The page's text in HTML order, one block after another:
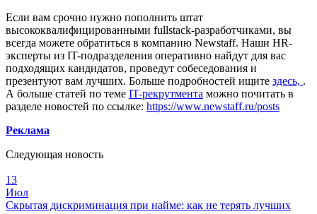
Если вам срочно нужно пополнить штат
высококвалифицированными fullstack-разработчиками, вы
всегда можете обратиться в компанию Newstaff. Наши HR-
эксперты из IT-подразделения оперативно найдут для вас
подходящих кандидатов, проведут собеседования и
презентуют вам лучших. Больше подробностей ищите здесь, .
А больше статей по теме IT-рекрутмента можно почитать в
разделе новостей по ссылке: https://www.newstaff.ru/posts
Реклама
Следующая новость
13
Июл
Скрытая дискриминация при найме: как не терять лучших